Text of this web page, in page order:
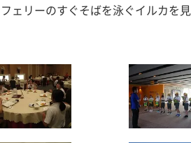
ェリーのすぐそばを泳ぐイルカを